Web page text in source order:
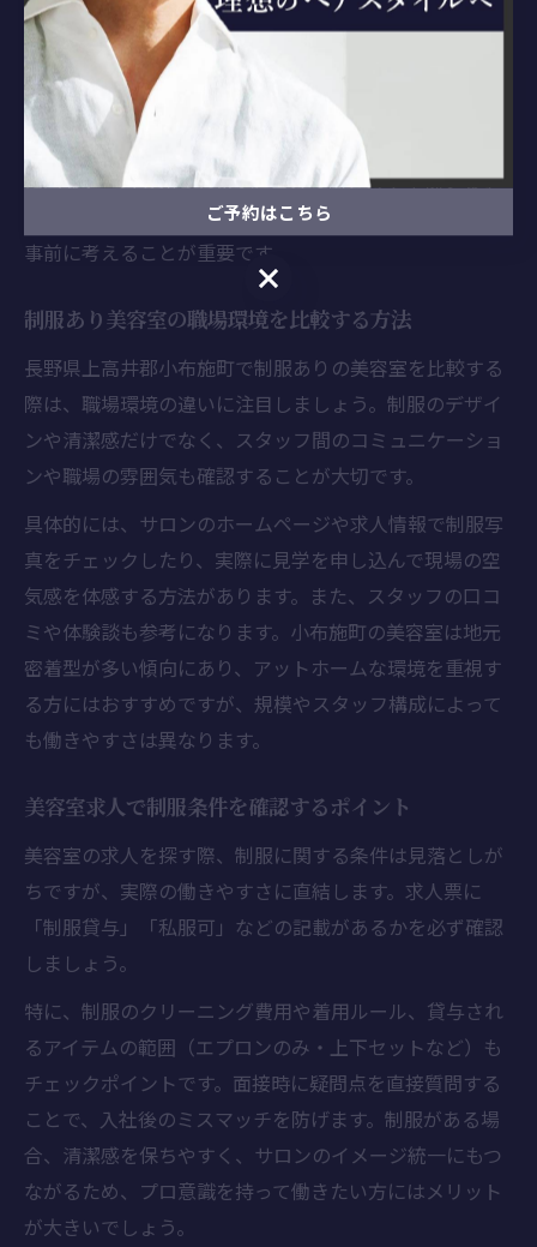
す。
例えば、制服が決まっている美容室では着替えの手間が
減り、服装選びに悩む必要がありません。しかし、デザ
インや素材によっては動きづらさや季節ごとの温度調整
に困るケースも見られます。自分の働き方や重視するポ
イントを明確にし、制服の有無が自身に合っているかを
事前に考えることが重要です。
制服あり美容室の職場環境を比較する方法
長野県上高井郡小布施町で制服ありの美容室を比較する
際は、職場環境の違いに注目しましょう。制服のデザイ
ンや清潔感だけでなく、スタッフ間のコミュニケーショ
ンや職場の雰囲気も確認することが大切です。
具体的には、サロンのホームページや求人情報で制服写
真をチェックしたり、実際に見学を申し込んで現場の空
気感を体感する方法があります。また、スタッフの口コ
ミや体験談も参考になります。小布施町の美容室は地元
密着型が多い傾向にあり、アットホームな環境を重視す
る方にはおすすめですが、規模やスタッフ構成によって
も働きやすさは異なります。
美容室求人で制服条件を確認するポイント
美容室の求人を探す際、制服に関する条件は見落としが
ちですが、実際の働きやすさに直結します。求人票に
「制服貸与」「私服可」などの記載があるかを必ず確認
しましょう。
特に、制服のクリーニング費用や着用ルール、貸与され
るアイテムの範囲（エプロンのみ・上下セットなど）も
チェックポイントです。面接時に疑問点を直接質問する
ことで、入社後のミスマッチを防げます。制服がある場
合、清潔感を保ちやすく、サロンのイメージ統一にもつ
ながるため、プロ意識を持って働きたい方にはメリット
が大きいでしょう。
ご予約はこちら
ご予約はこちら